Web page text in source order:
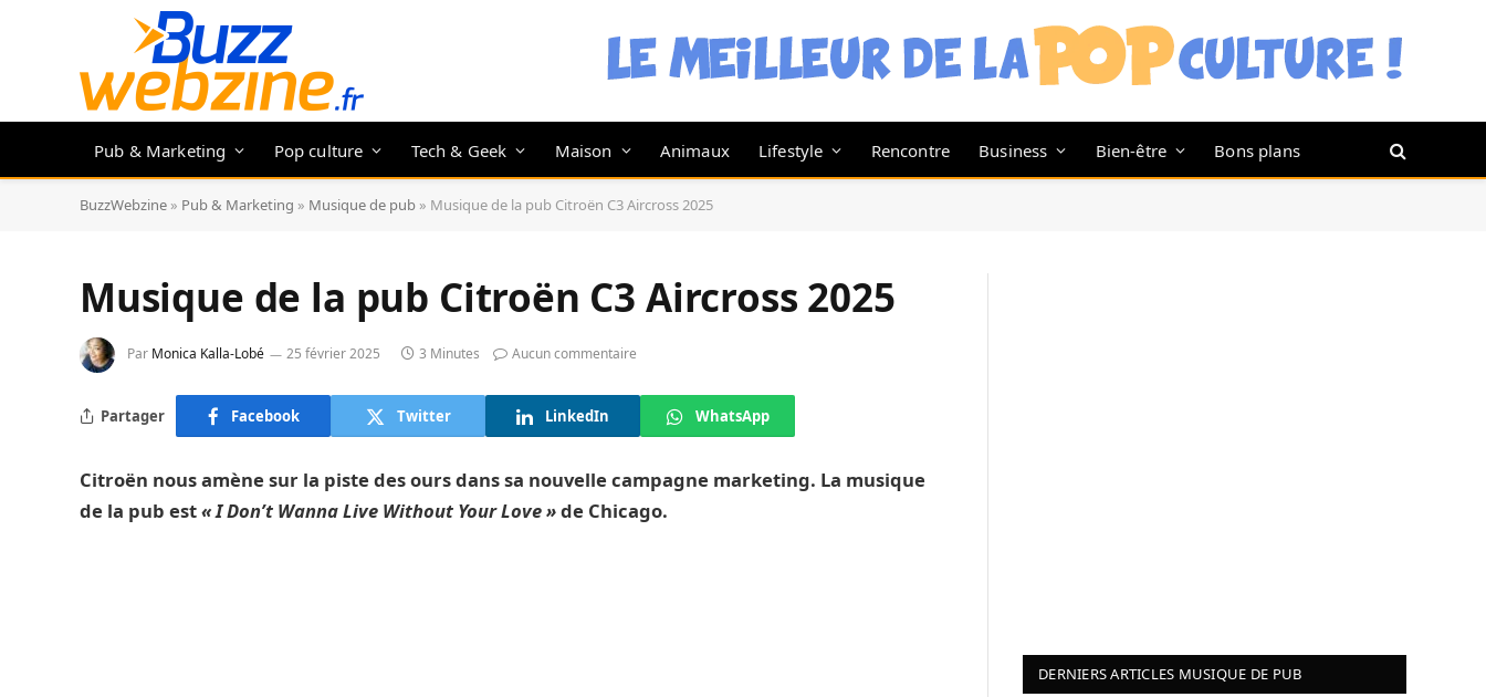
Pub & Marketing Pop culture Tech & Geek Maison Animaux Lifestyle Rencontre Business Bien-être Bons plans
BuzzWebzine » Pub & Marketing » Musique de pub » Musique de la pub Citroën C3 Aircross 2025
Musique de la pub Citroën C3 Aircross 2025
Par Monica Kalla-Lobé 25 février 2025 3 Minutes Aucun commentaire
Partager Facebook Twitter LinkedIn WhatsApp
Citroën nous amène sur la piste des ours dans sa nouvelle campagne marketing. La musique
de la pub est« I Don’t Wanna Live Without Your Love »de Chicago.
DERNIERS ARTICLES MUSIQUE DE PUB